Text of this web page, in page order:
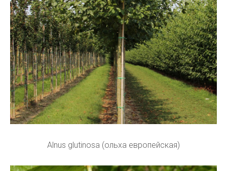
Alnus glutinosa (ольха европейская)